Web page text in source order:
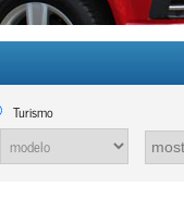
Turismo